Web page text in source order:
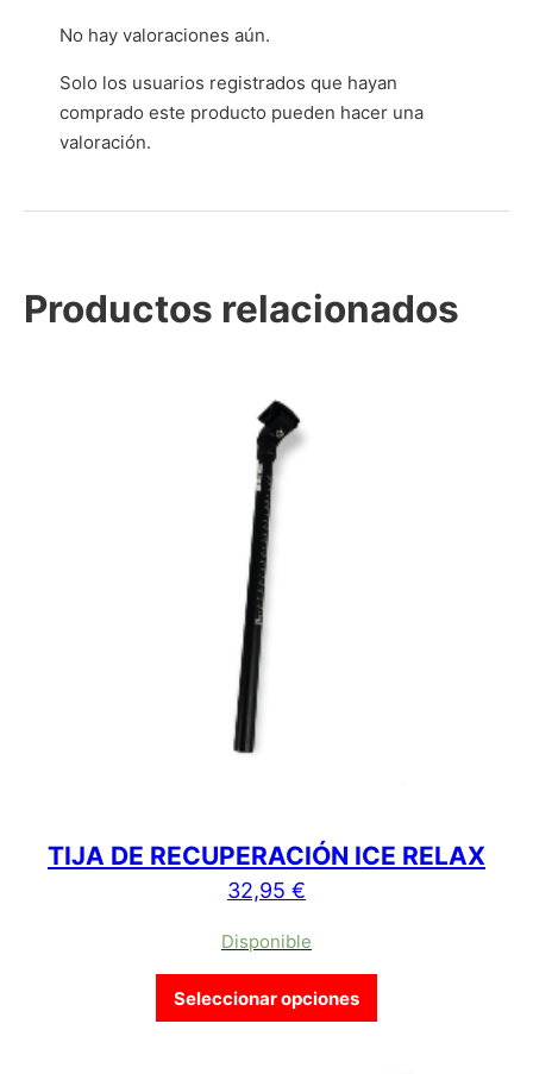
No hay valoraciones aún.
Solo los usuarios registrados que hayan
comprado este producto pueden hacer una
valoración.
Productos relacionados
TIJA DE RECUPERACIÓN ICE RELAX
32,95 €
Disponible
Seleccionar opciones